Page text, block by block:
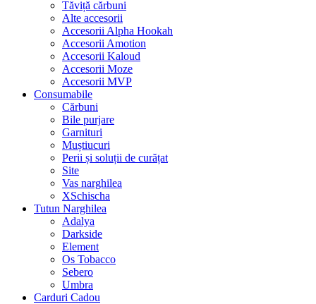
Tăviță cărbuni
Alte accesorii
Accesorii Alpha Hookah
Accesorii Amotion
Accesorii Kaloud
Accesorii Moze
Accesorii MVP
Consumabile
Cărbuni
Bile purjare
Garnituri
Muștiucuri
Perii și soluții de curățat
Site
Vas narghilea
XSchischa
Tutun Narghilea
Adalya
Darkside
Element
Os Tobacco
Sebero
Umbra
Carduri Cadou